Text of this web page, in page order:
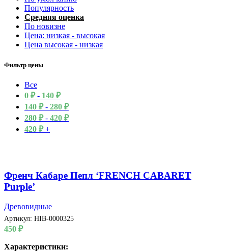
Популярность
Средняя оценка
По новизне
Цена: низкая - высокая
Цена высокая - низкая
Фильтр цены
Все
0 ₽- 140 ₽
140 ₽- 280 ₽
280 ₽- 420 ₽
420 ₽+
Френч Кабаре Пепл ‘FRENCH CABARET
Purple’
Древовидные
Артикул: HIB-0000325
450 ₽
Характеристики: